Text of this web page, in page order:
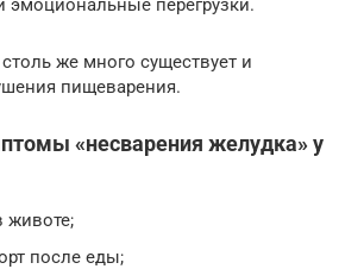
эмоциональные перегрузки.
же много существует и
пищеварения.
«несварения желудка» у
животе;
после еды;